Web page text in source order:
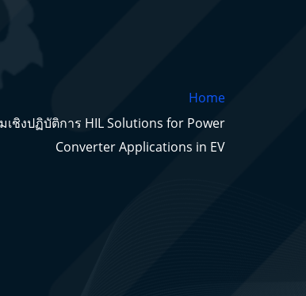
Home
ชิงปฏิบัติการ HIL Solutions for Power
Converter Applications in EV